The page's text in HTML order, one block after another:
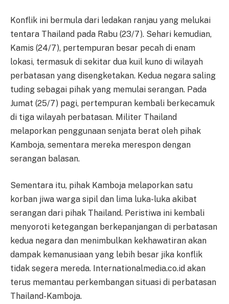
Konflik ini bermula dari ledakan ranjau yang melukai
tentara Thailand pada Rabu (23/7). Sehari kemudian,
Kamis (24/7), pertempuran besar pecah di enam
lokasi, termasuk di sekitar dua kuil kuno di wilayah
perbatasan yang disengketakan. Kedua negara saling
tuding sebagai pihak yang memulai serangan. Pada
Jumat (25/7) pagi, pertempuran kembali berkecamuk
di tiga wilayah perbatasan. Militer Thailand
melaporkan penggunaan senjata berat oleh pihak
Kamboja, sementara mereka merespon dengan
serangan balasan.
Sementara itu, pihak Kamboja melaporkan satu
korban jiwa warga sipil dan lima luka-luka akibat
serangan dari pihak Thailand. Peristiwa ini kembali
menyoroti ketegangan berkepanjangan di perbatasan
kedua negara dan menimbulkan kekhawatiran akan
dampak kemanusiaan yang lebih besar jika konflik
tidak segera mereda. Internationalmedia.co.id akan
terus memantau perkembangan situasi di perbatasan
Thailand-Kamboja.